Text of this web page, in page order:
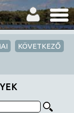
KÖVETKEZŐ